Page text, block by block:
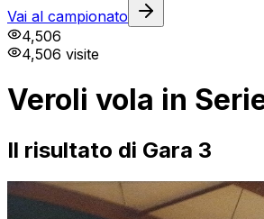
Vai al campionato
4,506
4,506 visite
Veroli vola in
Il risultato di Gara 3